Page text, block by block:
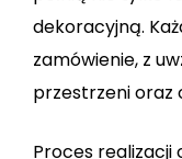
dekoracyjną.
zamówienie, z
przestrzeni oraz
Proces realizacji